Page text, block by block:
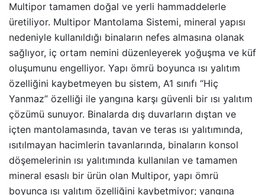
Multipor tamamen doğal ve yerli hammaddelerle
üretiliyor. Multipor Mantolama Sistemi, mineral yapısı
nedeniyle kullanıldığı binaların nefes almasına olanak
sağlıyor, iç ortam nemini düzenleyerek yoğuşma ve küf
oluşumunu engelliyor. Yapı ömrü boyunca ısı yalıtım
özelliğini kaybetmeyen bu sistem, A1 sınıfı “Hiç
Yanmaz” özelliği ile yangına karşı güvenli bir ısı yalıtım
çözümü sunuyor. Binalarda dış duvarların dıştan ve
içten mantolamasında, tavan ve teras ısı yalıtımında,
ısıtılmayan hacimlerin tavanlarında, binaların konsol
döşemelerinin ısı yalıtımında kullanılan ve tamamen
mineral esaslı bir ürün olan Multipor, yapı ömrü
boyunca ısı yalıtım özelliğini kaybetmiyor; yangına